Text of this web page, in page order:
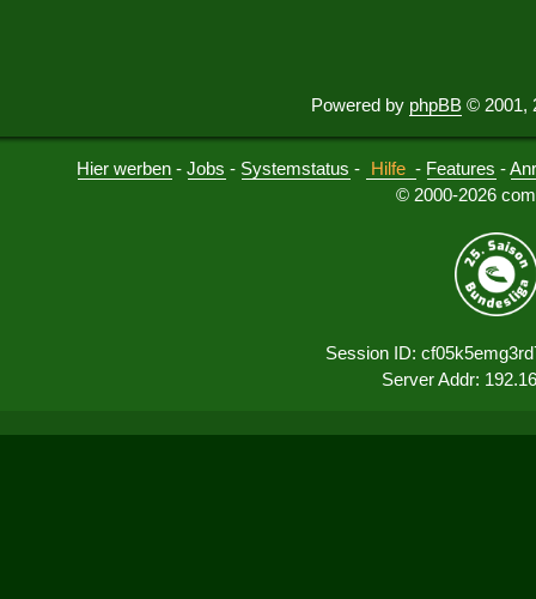
Powered by phpBB © 2001,
Hier werben -Jobs - Systemstatus - Hilfe - Features -
© 2000-2026
Session ID:
Server Addr: